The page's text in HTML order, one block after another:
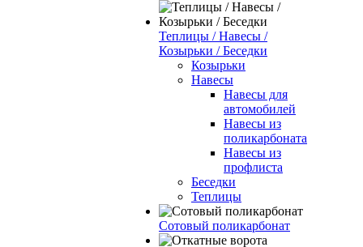
Теплицы / Навесы /
Козырьки / Беседки
Козырьки
Навесы
Навесы для
автомобилей
Навесы из
поликарбоната
Навесы из
профлиста
Беседки
Теплицы
Сотовый поликарбонат